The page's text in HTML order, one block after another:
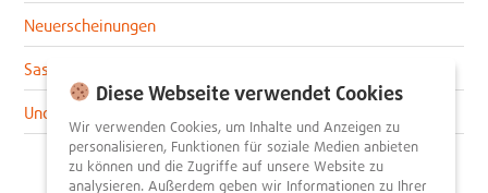
Neuerscheinungen
Sascha im lit:blog
Uncategorized
Diese Webseite verwendet Cookies
Wir verwenden Cookies, um Inhalte und Anzeigen zu
personalisieren, Funktionen für soziale Medien anbieten
zu können und die Zugriffe auf unsere Website zu
analysieren. Außerdem geben wir Informationen zu Ihrer